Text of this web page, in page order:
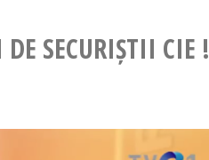
SECURIȘTII CIE !